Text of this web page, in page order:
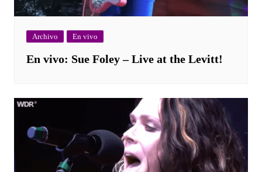
Archivo En vivo
En vivo: Sue Foley – Live at the Levitt!